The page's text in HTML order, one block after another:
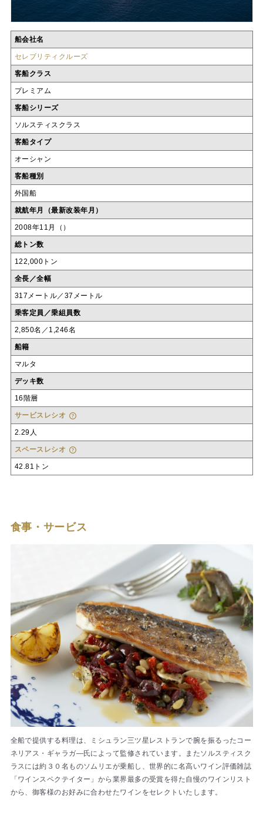
船会社名
セレブリティクルーズ
客船クラス
プレミアム
客船シリーズ
ソルスティスクラス
客船タイプ
オーシャン
客船種別
外国船
就航年月（最新改装年月）
2008年11月（）
総トン数
122,000トン
全長／全幅
317メートル／37メートル
乗客定員／乗組員数
2,850名／1,246名
船籍
マルタ
デッキ数
16階層
サービスレシオ
2.29人
スペースレシオ
42.81トン
食事・サービス
全船で提供する料理は、ミシュラン三ツ星レストランで腕を振るったコー
ネリアス・ギャラガ―氏によって監修されています。またソルスティスク
ラスには約３０名ものソムリエが乗船し、世界的に名高いワイン評価雑誌
「ワインスペクテイター」から業界最多の受賞を得た自慢のワインリスト
から、御客様のお好みに合わせたワインをセレクトいたします。